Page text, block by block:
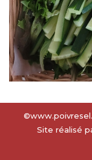
Site réalisé